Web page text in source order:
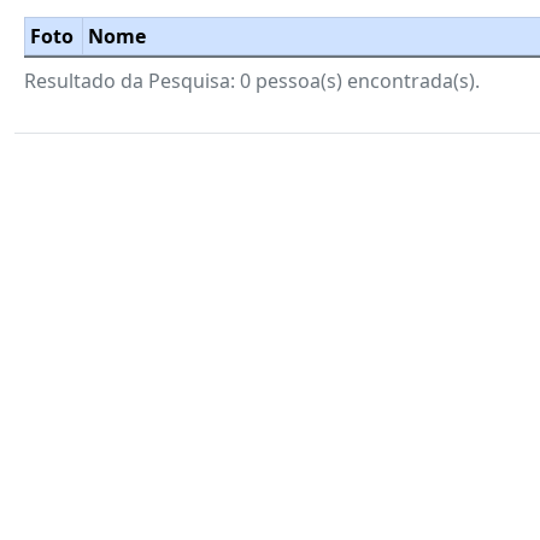
Foto Nome
Resultado da Pesquisa: 0 pessoa(s) encontrada(s).